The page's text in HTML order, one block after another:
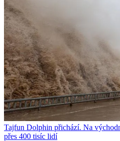
Tajfun Dolphin přichází. Na
přes 400 tisíc lidí